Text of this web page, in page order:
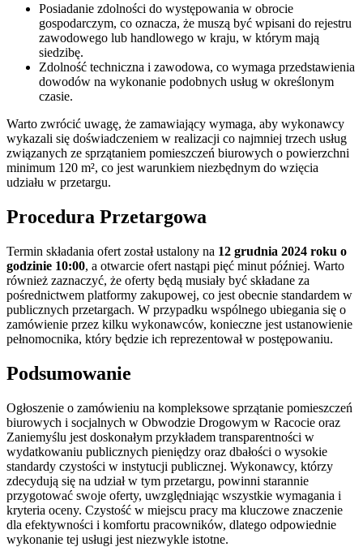
Posiadanie zdolności do występowania w obrocie
gospodarczym, co oznacza, że muszą być wpisani do rejestru
zawodowego lub handlowego w kraju, w którym mają
siedzibę.
Zdolność techniczna i zawodowa, co wymaga przedstawienia
dowodów na wykonanie podobnych usług w określonym
czasie.
Warto zwrócić uwagę, że zamawiający wymaga, aby wykonawcy
wykazali się doświadczeniem w realizacji co najmniej trzech usług
związanych ze sprzątaniem pomieszczeń biurowych o powierzchni
minimum 120 m², co jest warunkiem niezbędnym do wzięcia
udziału w przetargu.
Procedura Przetargowa
Termin składania ofert został ustalony na 12 grudnia 2024 roku o
godzinie 10:00, a otwarcie ofert nastąpi pięć minut później. Warto
również zaznaczyć, że oferty będą musiały być składane za
pośrednictwem platformy zakupowej, co jest obecnie standardem w
publicznych przetargach. W przypadku wspólnego ubiegania się o
zamówienie przez kilku wykonawców, konieczne jest ustanowienie
pełnomocnika, który będzie ich reprezentował w postępowaniu.
Podsumowanie
Ogłoszenie o zamówieniu na kompleksowe sprzątanie pomieszczeń
biurowych i socjalnych w Obwodzie Drogowym w Racocie oraz
Zaniemyślu jest doskonałym przykładem transparentności w
wydatkowaniu publicznych pieniędzy oraz dbałości o wysokie
standardy czystości w instytucji publicznej. Wykonawcy, którzy
zdecydują się na udział w tym przetargu, powinni starannie
przygotować swoje oferty, uwzględniając wszystkie wymagania i
kryteria oceny. Czystość w miejscu pracy ma kluczowe znaczenie
dla efektywności i komfortu pracowników, dlatego odpowiednie
wykonanie tej usługi jest niezwykle istotne.